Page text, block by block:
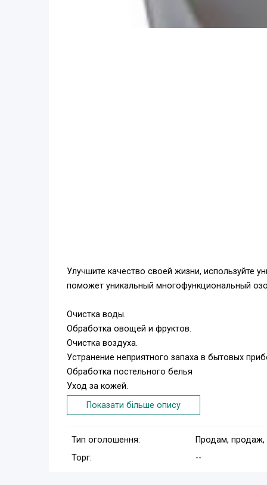
Улучшите качество своей жизни,
поможет уникальный многофункциональный
Очистка воды.
Обработка овощей и фруктов.
Очистка воздуха.
Устранение неприятного запаха в бытовых
Обработка постельного белья
Уход за кожей.
Оздоровление желудочно-кишечного тракта.
Уход за домашними животными.
Посетите наши сайты: http://acko.dn.ua
Показати більше опису
Тип оголошення:
Продам,
Торг:
--